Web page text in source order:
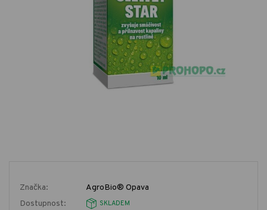
Značka:
AgroBio® Opava
Dostupnost:
SKLADEM